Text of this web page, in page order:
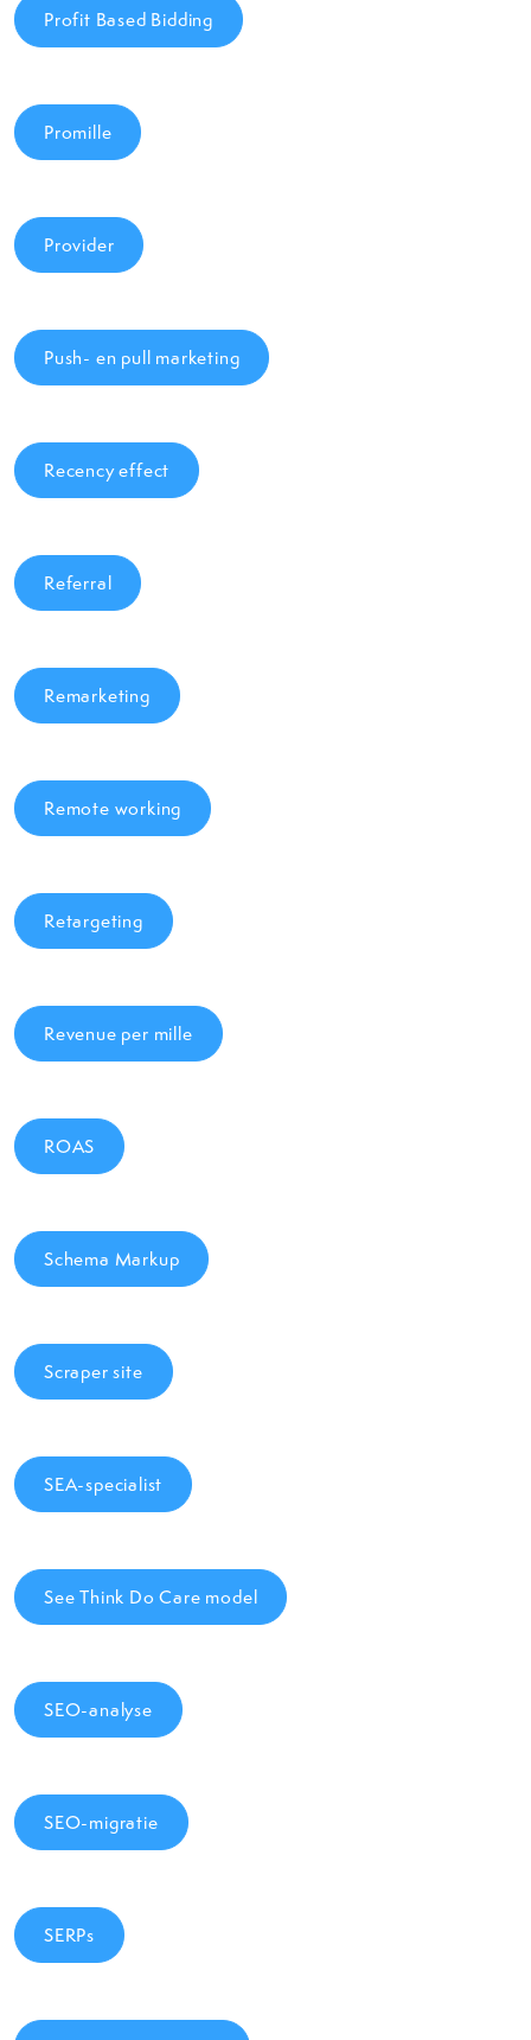
Profit Based Bidding
Promille
Provider
Push- en pull marketing
Recency effect
Referral
Remarketing
Remote working
Retargeting
Revenue per mille
ROAS
Schema Markup
Scraper site
SEA-specialist
See Think Do Care model
SEO-analyse
SEO-migratie
SERPs